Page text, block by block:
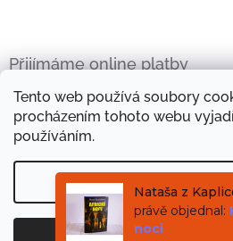
Tento web používá soubory
procházením tohoto webu
používáním.
Přijímáme online platby
Mini e-kniha zdarma
Vytvořil Shoptet Copyright 2026
Nataša z
právě objednal:
noci